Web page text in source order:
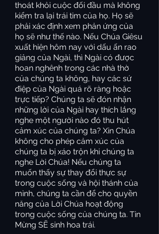
thoát khỏi cuộc đối đầu mà không
kiểm tra lại trái tim của họ. Họ sẽ
phải xác định xem phản ứng của
họ sẽ như thế nào. Nếu Chúa Giêsu
xuất hiện hôm nay với dấu ấn rao
giảng của Ngài, thì Ngài có được
hoan nghênh trong các nhà thờ
của chúng ta không, hay các sứ
điệp của Ngài quá rõ ràng hoặc
trực tiếp? Chúng ta sẽ đón nhận
những lời của Ngài hay thích lắng
nghe một người nào đó thu hút
cảm xúc của chúng ta? Xin Chúa
không cho phép cảm xúc của
chúng ta bị xáo trộn khi chúng ta
nghe Lời Chúa! Nếu chúng ta
muốn thấy sự thay đổi thực sự
trong cuộc sống và hội thánh của
mình, chúng ta cần để cho quyền
năng của Lời Chúa hoạt động
trong cuộc sống của chúng ta. Tin
Mừng SẼ sinh hoa trái.